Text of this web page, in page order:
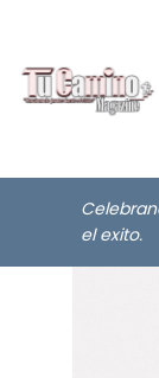
el exito.